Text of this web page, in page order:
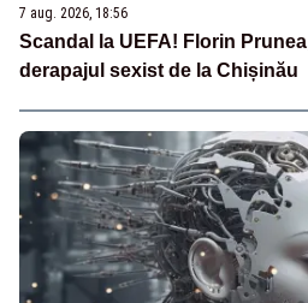
7 aug. 2026, 18:56
Scandal la UEFA! Florin
derapajul sexist de la Chișinău